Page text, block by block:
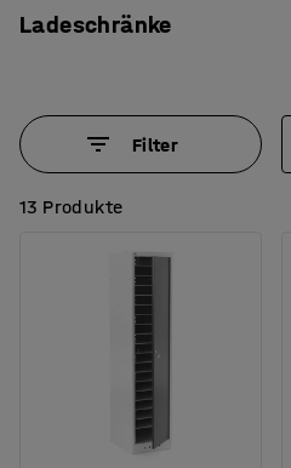
Ladeschränke
Filter
13 Produkte